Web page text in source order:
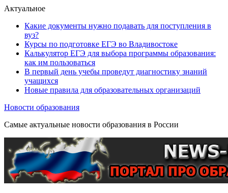
Актуальное
Какие документы нужно подавать для поступления в
вуз?
Курсы по подготовке ЕГЭ во Владивостоке
Калькулятор ЕГЭ для выбора программы образования:
как им пользоваться
В первый день учебы проведут диагностику знаний
учащихся
Новые правила для образовательных организаций
Новости образования
Самые актуальные новости образования в России